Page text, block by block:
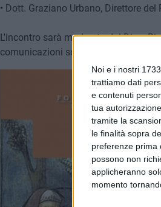
Noi e i nostri 1733
trattiamo dati
e contenuti
tua
tramite la
le finalità sopra
preferenze prima
possono non
applicheranno
momento
• Dott. Graziano Urbano, Direttore
L'incontro sarà moderato dal Diac.
comunicazioni sociali